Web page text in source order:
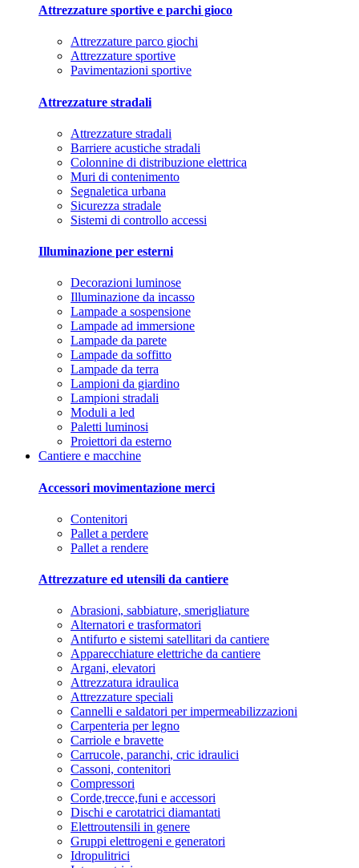
Attrezzature sportive e parchi gioco
Attrezzature parco giochi
Attrezzature sportive
Pavimentazioni sportive
Attrezzature stradali
Attrezzature stradali
Barriere acustiche stradali
Colonnine di distribuzione elettrica
Muri di contenimento
Segnaletica urbana
Sicurezza stradale
Sistemi di controllo accessi
Illuminazione per esterni
Decorazioni luminose
Illuminazione da incasso
Lampade a sospensione
Lampade ad immersione
Lampade da parete
Lampade da soffitto
Lampade da terra
Lampioni da giardino
Lampioni stradali
Moduli a led
Paletti luminosi
Proiettori da esterno
Cantiere e macchine
Accessori movimentazione merci
Contenitori
Pallet a perdere
Pallet a rendere
Attrezzature ed utensili da cantiere
Abrasioni, sabbiature, smerigliature
Alternatori e trasformatori
Antifurto e sistemi satellitari da cantiere
Apparecchiature elettriche da cantiere
Argani, elevatori
Attrezzatura idraulica
Attrezzature speciali
Cannelli e saldatori per impermeabilizzazioni
Carpenteria per legno
Carriole e bravette
Carrucole, paranchi, cric idraulici
Cassoni, contenitori
Compressori
Corde,trecce,funi e accessori
Dischi e carotatrici diamantati
Elettroutensili in genere
Gruppi elettrogeni e generatori
Idropulitrici